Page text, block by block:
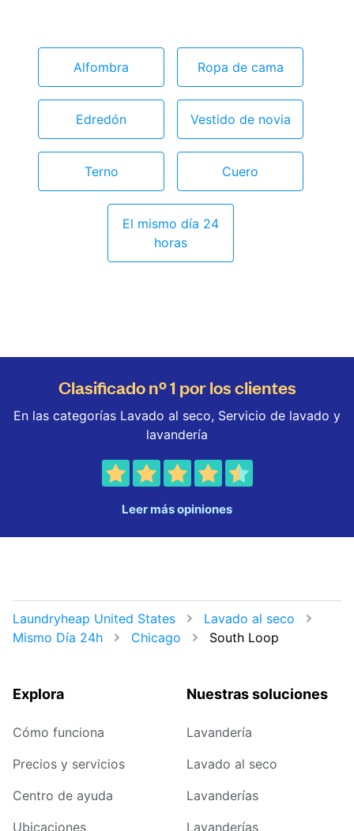
Alfombra Ropa de cama
Edredón Vestido de novia
Terno Cuero
El mismo día 24
horas
Clasificado nº 1 por los clientes
En las categorías Lavado al seco, Servicio de lavado y
lavandería
Leer más opiniones
Laundryheap United States
Lavado al seco
Mismo Día 24h
Chicago South Loop
Explora
Cómo funciona
Precios y servicios
Centro de ayuda
Ubicaciones
Nuestras soluciones
Lavandería
Lavado al seco
Lavanderías
Lavanderías